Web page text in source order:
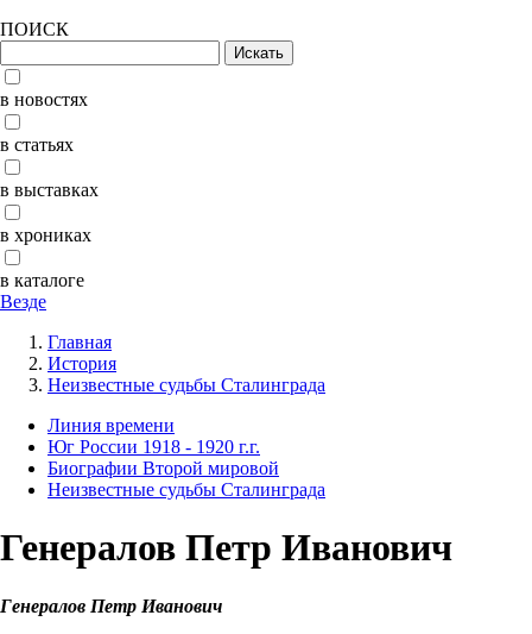
ПОИСК
в новостях
в статьях
в выставках
в хрониках
в каталоге
Везде
Главная
История
Неизвестные судьбы Сталинграда
Линия времени
Юг России 1918 - 1920 г.г.
Биографии Второй мировой
Неизвестные судьбы Сталинграда
Генералов Петр Иванович
Генералов Петр Иванович